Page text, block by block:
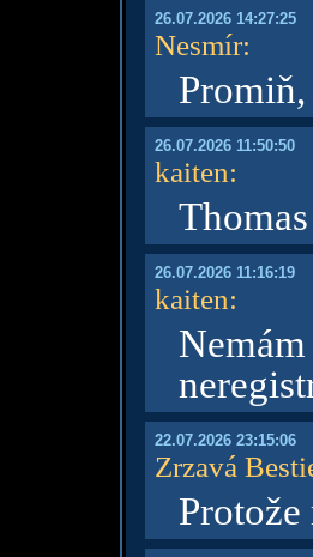
26.07.2026 14:27:25
Nesmír:
26.07.2026 11:50:50
kaiten:
26.07.2026 11:16:19
kaiten:
22.07.2026 23:15:06
Zrzavá